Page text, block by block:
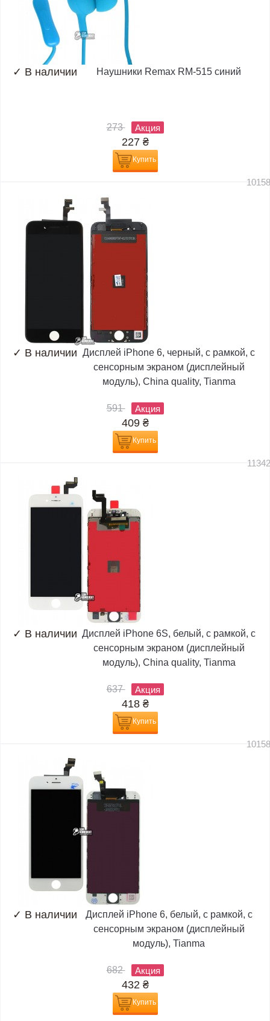
✓ В наличии Наушники Remax RM-515 синий
273 Акция
227 ₴
Купить
✓ В наличии Дисплей iPhone 6, черный, с рамкой, с
сенсорным экраном (дисплейный
модуль), China quality, Tianma
591 Акция
409 ₴
Купить
✓ В наличии Дисплей iPhone 6S, белый, с рамкой, с
сенсорным экраном (дисплейный
модуль), China quality, Tianma
637 Акция
418 ₴
Купить
✓ В наличии
Дисплей iPhone 6, белый, с рамкой, с
сенсорным экраном (дисплейный
модуль), Tianma
682 Акция
432 ₴
Купить